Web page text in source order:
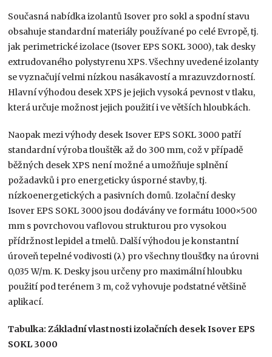
Současná nabídka izolantů Isover pro sokl a spodní stavu
obsahuje standardní materiály používané po celé Evropě, tj.
jak perimetrické izolace (Isover EPS SOKL 3000), tak desky
extrudovaného polystyrenu XPS. Všechny uvedené izolanty
se vyznačují velmi nízkou nasákavostí a mrazuvzdorností.
Hlavní výhodou desek XPS je jejich vysoká pevnost v tlaku,
která určuje možnost jejich použití i ve větších hloubkách.
Naopak mezi výhody desek Isover EPS SOKL 3000 patří
standardní výroba tlouštěk až do 300 mm, což v případě
běžných desek XPS není možné a umožňuje splnění
požadavků i pro energeticky úsporné stavby, tj.
nízkoenergetických a pasivních domů. Izolační desky
Isover EPS SOKL 3000 jsou dodávány ve formátu 1000×500
mm s povrchovou vaflovou strukturou pro vysokou
přídržnost lepidel a tmelů. Další výhodou je konstantní
úroveň tepelné vodivosti (λ) pro všechny tloušťky na úrovni
0,035 W/m. K. Desky jsou určeny pro maximální hloubku
použití pod terénem 3 m, což vyhovuje podstatné většině
aplikací.
Tabulka: Základní vlastnosti izolačních desek Isover EPS
SOKL 3000